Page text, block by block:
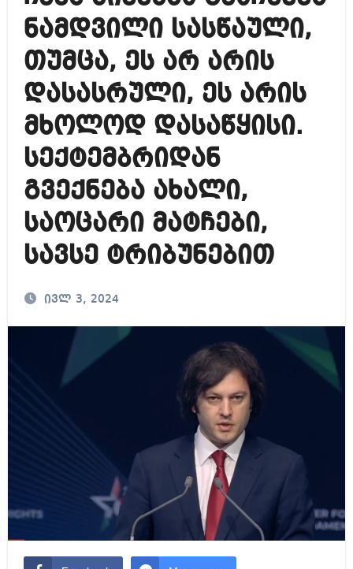
ნამდვილი სასწაული,
თუმცა, ეს არ არის
დასასრული, ეს არის
მხოლოდ დასაწყისი.
სექტემბრიდან
გვექნება ახალი,
საოცარი მატჩები,
სავსე ტრიბუნებით
ივლ 3, 2024